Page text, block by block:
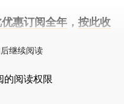
惠订阅全年， 按此收
继续阅读
的阅读权限